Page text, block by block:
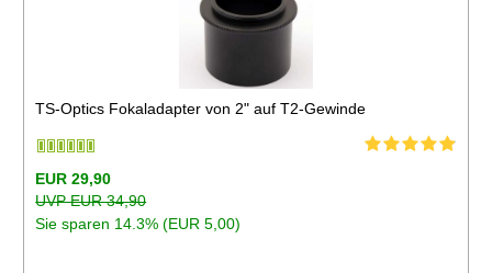
TS-Optics Fokaladapter von 2" auf T2-Gewinde
EUR 29,90
UVP EUR 34,90
Sie sparen 14.3% (EUR 5,00)